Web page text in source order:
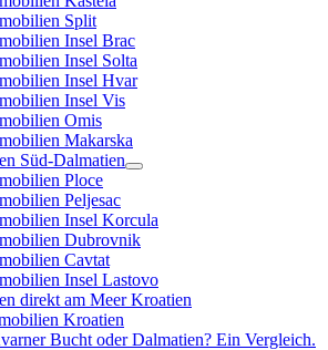
Split
Insel Brac
Insel Solta
Insel Hvar
Insel Vis
Omis
Makarska
Süd-Dalmatien
Ploce
Peljesac
Insel Korcula
Dubrovnik
Cavtat
Insel Lastovo
direkt am Meer Kroatien
Kroatien
Bucht oder Dalmatien? Ein Vergleich.